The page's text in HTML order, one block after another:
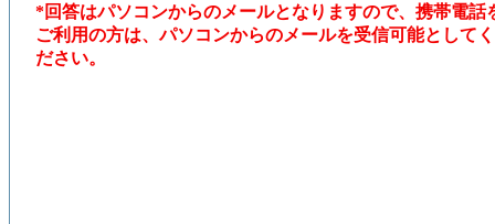
*回答はパソコンからのメールとなりますので、携帯電話
ご利用の方は、パソコンからのメールを受信可能としてく
ださい。